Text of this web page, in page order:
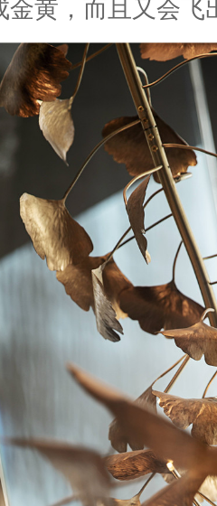
金黄，而且又会飞